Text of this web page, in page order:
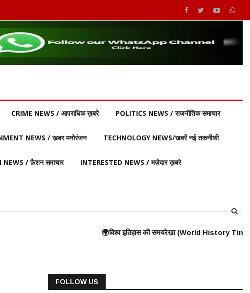
CRIME NEWS / आपराधिक ख़बरे POLITICS NEWS / राजनीतिक समाचार
NEWS / ख़बर मनोरंजन TECHNOLOGY NEWS/खबरें नई तकनीकी
NEWS / फ़ैशन समाचार INTERESTED NEWS / मज़ेदार ख़बरे
निर्माण की शुरुआत ⸻ 🟠 375 ई. – हूणों का यूरोप पर आक्रमण 🟠
यूनानियों ने फारसियों को पराजित किया ♦️ ईसा पूर्व 360 – प्लेटो और
🌍विश्व इतिहास की समयरेखा (World History Timeline) ⸻ ♦️ ईसा पूर्व
FOLLOW US